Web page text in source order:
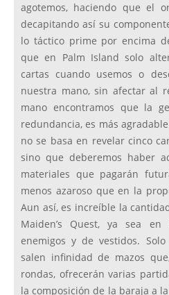
agotemos, haciendo que el
decapitando así su
lo táctico prime por encima
que en Palm Island solo
cartas cuando usemos o
nuestra mano, sin afectar al
mano encontramos que la
redundancia, es más
no se basa en revelar cinco
sino que deberemos haber
materiales que pagarán
menos azaroso que en la
Aun así, es increíble la
Maiden’s Quest, ya sea
enemigos y de vestidos.
salen infinidad de mazos
rondas, ofrecerán varias
la composición de la baraja a